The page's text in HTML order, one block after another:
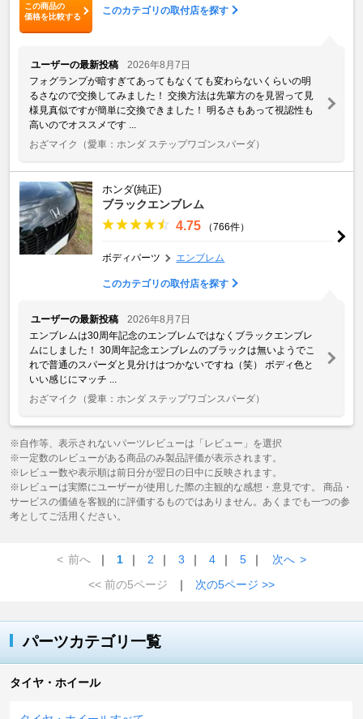
この商品の
価格を比較する
このカテゴリの取付店を探す
ユーザーの最新投稿
2026年8月7日
フォグランプが暗すぎてあってもなくても変わらないくらいの明
るさなので交換してみました！ 交換方法は先輩方のを見習って見
様見真似ですが簡単に交換できました！ 明るさもあって視認性も
高いのでオススメです ...
おざマイク
（愛車：ホンダ ステップワゴンスパーダ）
ホンダ(純正)
ブラックエンブレム
4.75 （766件）
ボディパーツ エンブレム
このカテゴリの取付店を探す
ユーザーの最新投稿
2026年8月7日
エンブレムは30周年記念のエンブレムではなくブラックエンブレ
ムにしました！ 30周年記念エンブレムのブラックは無いようでこ
れで普通のスパーダと見分けはつかないですね（笑） ボディ色と
いい感じにマッチ ...
おざマイク
（愛車：ホンダ ステップワゴンスパーダ）
※自作等、表示されないパーツレビューは「レビュー」を選択
※一定数のレビューがある商品のみ製品評価が表示されます。
※レビュー数や表示順は前日分が翌日の日中に反映されます。
※レビューは実際にユーザーが使用した際の主観的な感想・意見です。 商品・
サービスの価値を客観的に評価するものではありません。あくまでも一つの参
考としてご活用ください。
< 前へ ｜ 1 ｜ 2 ｜ 3 ｜ 4 ｜ 5 ｜ 次へ >
<< 前の5ページ
｜ 次の5ページ >>
パーツカテゴリ一覧
タイヤ・ホイール